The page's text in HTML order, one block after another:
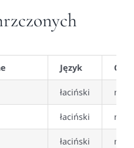
Język Czy
łaciński nie
łaciński nie
łaciński nie